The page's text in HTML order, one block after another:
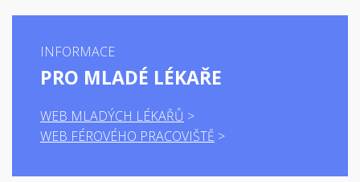
INFORMACE
PRO MLADÉ LÉKAŘE
WEB MLADÝCH LÉKAŘŮ
WEB FÉROVÉHO PRACOVIŠTĚ